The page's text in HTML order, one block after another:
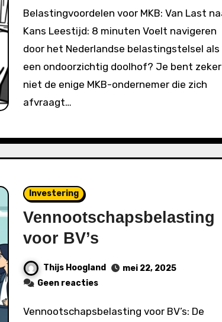
Belastingvoordelen voor MKB: Van Last naar
Kans Leestijd: 8 minuten Voelt navigeren
door het Nederlandse belastingstelsel als
een ondoorzichtig doolhof? Je bent zeker
niet de enige MKB-ondernemer die zich
afvraagt…
Investering
Vennootschapsbelasting
voor BV’s
Thijs Hoogland
mei 22, 2025
Geen reacties
Vennootschapsbelasting voor BV’s: De